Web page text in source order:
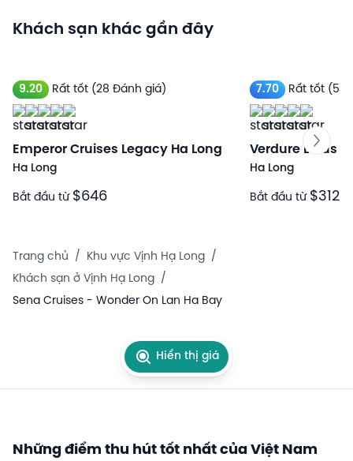
Khách sạn khác gần đây
9.20 Rất tốt (28 Đánh giá)
Emperor Cruises Legacy Ha Long
Ha Long
Bắt đầu từ $646
7.70 Rất tốt (53
Verdure Lotus
Ha Long
Bắt đầu từ $312
Trang chủ / Khu vực Vịnh Hạ Long /
Khách sạn ở Vịnh Hạ Long /
Sena Cruises - Wonder On Lan Ha Bay
Hiển thị giá
Những điểm thu hút tốt nhất của Việt Nam